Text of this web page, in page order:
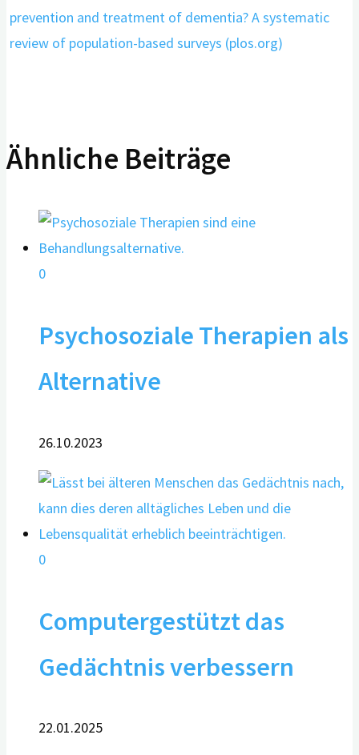
prevention and treatment of dementia? A systematic
review of population-based surveys (plos.org)
Ähnliche Beiträge
0
Psychosoziale Therapien als
Alternative
26.10.2023
0
Computergestützt das
Gedächtnis verbessern
22.01.2025